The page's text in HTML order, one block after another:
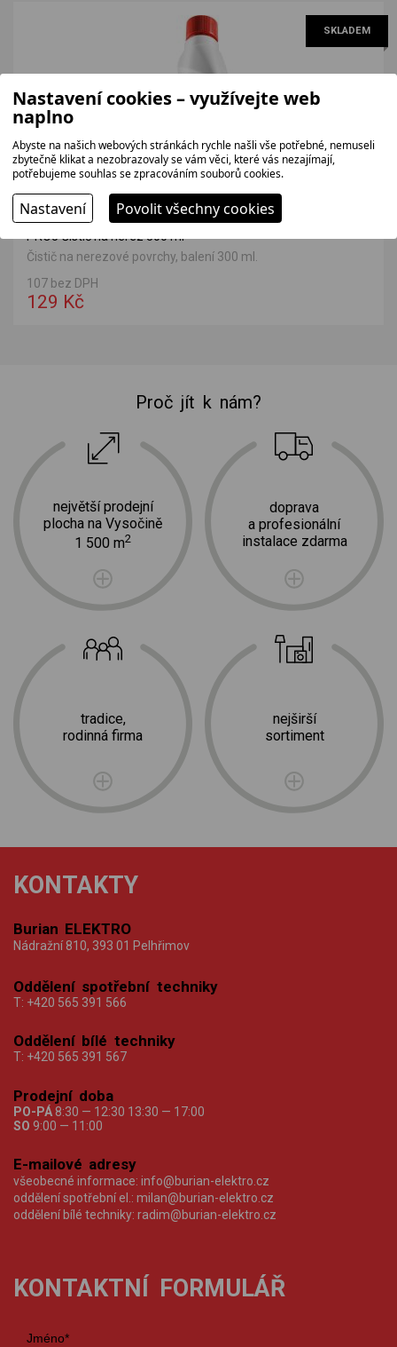
SKLADEM
PRO5 Čistič na nerez 300 ml
Čistič na nerezové povrchy, balení 300 ml.
107 bez DPH
129 Kč
Proč jít k nám?
největší prodejní
plocha na Vysočině
1 500 m2
tradice,
rodinná firma
doprava
a profesionální
instalace zdarma
nejširší
sortiment
KONTAKTY
Burian ELEKTRO
Nádražní 810, 393 01 Pelhřimov
Oddělení spotřební techniky
T: +420 565 391 566
Oddělení bílé techniky
T: +420 565 391 567
Prodejní doba
PO-PÁ 8:30 — 12:30 13:30 — 17:00
SO 9:00 — 11:00
E-mailové adresy
všeobecné informace: info@burian-elektro.cz
oddělení spotřební el.: milan@burian-elektro.cz
oddělení bílé techniky: radim@burian-elektro.cz
KONTAKTNÍ FORMULÁŘ
Nastavení cookies – využívejte web
naplno
Abyste na našich webových stránkách rychle našli vše potřebné, nemuseli
zbytečně klikat a nezobrazovaly se vám věci, které vás nezajímají,
potřebujeme souhlas se zpracováním souborů cookies.
Nastavení Povolit všechny cookies